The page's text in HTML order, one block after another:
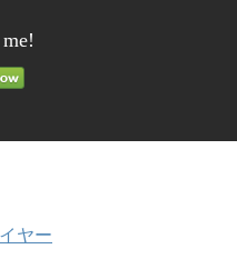
ヤー